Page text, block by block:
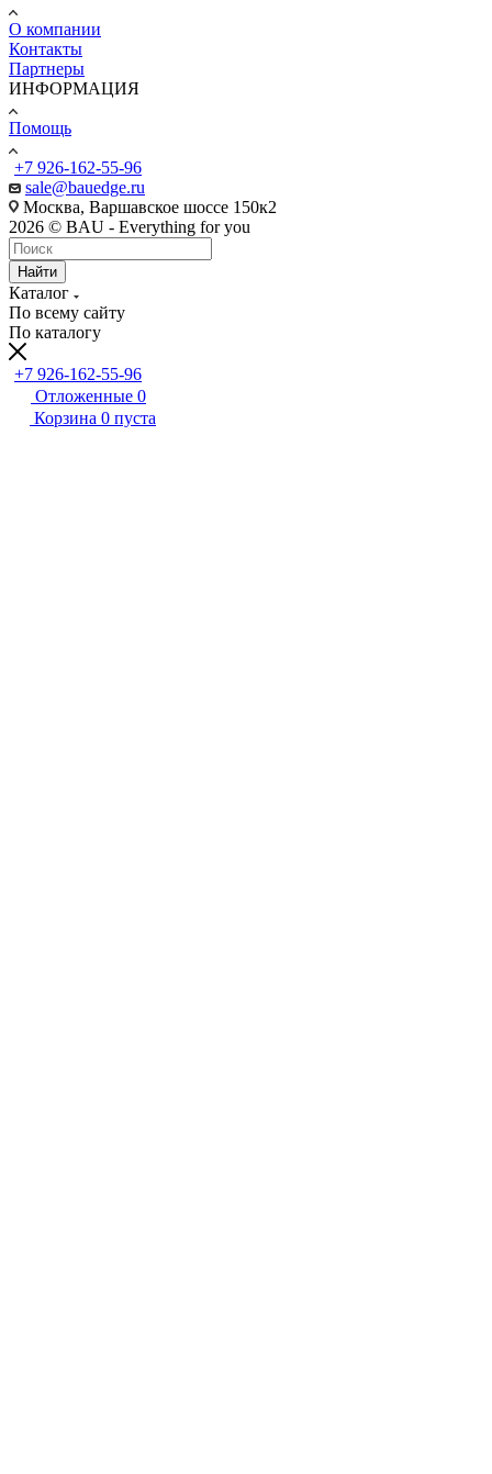
О компании
Контакты
Партнеры
ИНФОРМАЦИЯ
Помощь
+7 926-162-55-96
sale@bauedge.ru
Москва, Варшавское шоссе 150к2
2026 © BAU - Everything for you
Найти
Каталог
По всему сайту
По каталогу
+7 926-162-55-96
Отложенные 0
Корзина 0 пуста